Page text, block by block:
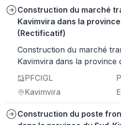
Construction du marché
Kavimvira dans la
(Rectificatif)
Construction du marché
Kavimvira dans la province
PFCIGL
Kavimvira
Construction du poste